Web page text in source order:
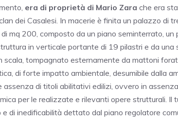
era di proprietà di Mario Zara che era
dei Casalesi. In macerie è finita un palazzo di
di mq 200, composto da un piano seminterrato,
in verticale portante di 19 pilastri e da una
scala, tompagnato esternamente da mattoni
di forte impatto ambientale, desumibile dalla
di titoli abilitativi edilizi, ovvero in
per le realizzate e rilevanti opere strutturali.
e di inedificabilità dettato dal piano regolatore